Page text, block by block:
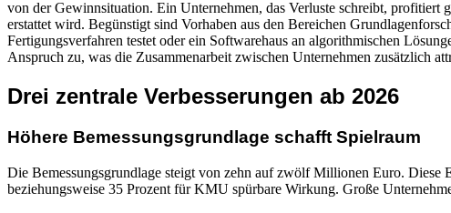
von der Gewinnsituation. Ein Unternehmen, das Verluste schreibt,
erstattet wird. Begünstigt sind Vorhaben aus den Bereichen
Fertigungsverfahren testet oder ein Softwarehaus an algorithmischen
Anspruch zu, was die Zusammenarbeit zwischen Unternehmen zusätzlich
Drei zentrale Verbesserungen ab 2026
Höhere Bemessungsgrundlage schafft Spielraum
Die Bemessungsgrundlage steigt von zehn auf zwölf Millionen Euro.
beziehungsweise 35 Prozent für KMU spürbare Wirkung. Große